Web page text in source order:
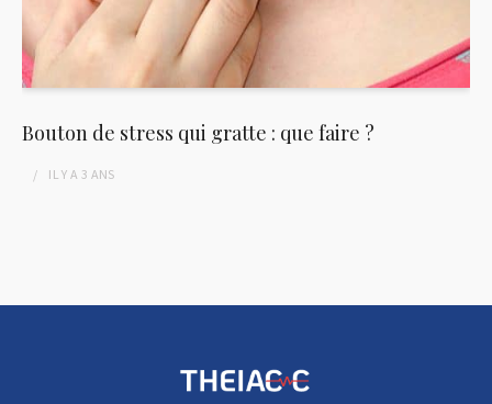
Bouton de stress qui gratte : que faire ?
IL Y A 3 ANS